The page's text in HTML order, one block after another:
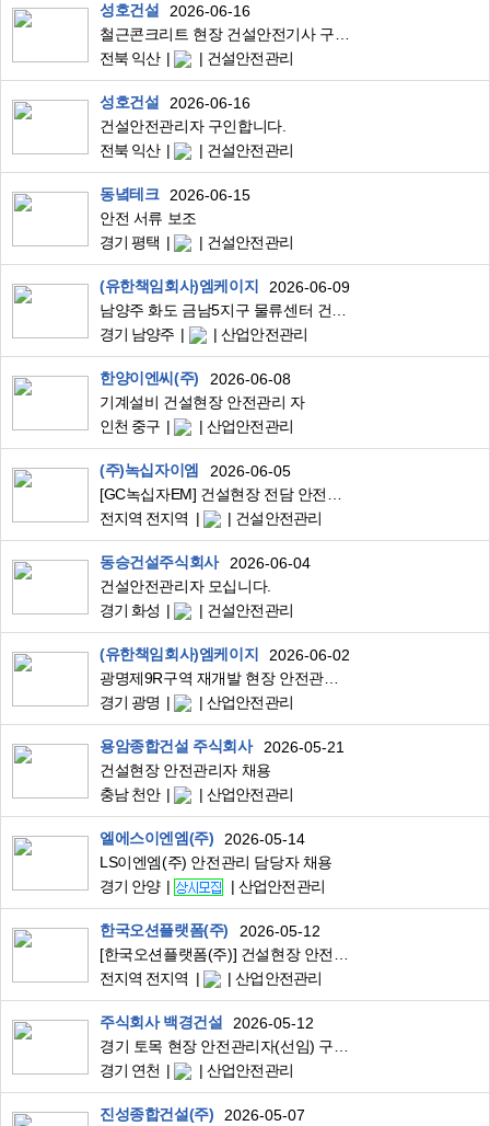
성호건설
2026-06-16
전북 익산
건설안전관리
성호건설
2026-06-16
건설안전관리자 구인합니다.
전북 익산
건설안전관리
동녘테크
2026-06-15
안전 서류 보조
경기 평택
건설안전관리
(유한책임회사)엠케이지
2026-06-09
경기 남양주
산업안전관리
한양이엔씨(주)
2026-06-08
기계설비 건설현장 안전관리 자
인천 중구
산업안전관리
(주)녹십자이엠
2026-06-05
전지역 전지역
건설안전관리
동승건설주식회사
2026-06-04
건설안전관리자 모십니다.
경기 화성
건설안전관리
(유한책임회사)엠케이지
2026-06-02
광명제9R구역 재개발 현장 안전관리자 구인
경기 광명
산업안전관리
용암종합건설 주식회사
2026-05-21
건설현장 안전관리자 채용
충남 천안
산업안전관리
엘에스이엔엠(주)
2026-05-14
LS이엔엠(주) 안전관리 담당자 채용
경기 안양
산업안전관리
한국오션플랫폼(주)
2026-05-12
전지역 전지역
산업안전관리
주식회사 백경건설
2026-05-12
경기 연천
산업안전관리
진성종합건설(주)
2026-05-07